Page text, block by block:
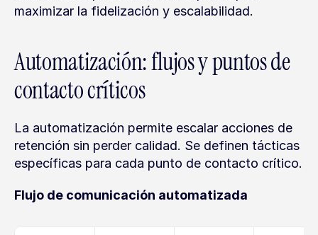
maximizar la fidelización y escalabilidad.
Automatización: flujos y puntos de
contacto críticos
La automatización permite escalar acciones de
retención sin perder calidad. Se definen tácticas
específicas para cada punto de contacto crítico.
Flujo de comunicación automatizada